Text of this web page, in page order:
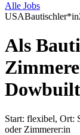
Alle Jobs
USABautischler*in
Als
Dowbuilt
Start: flexibel, Ort:
oder Zimmerer:in